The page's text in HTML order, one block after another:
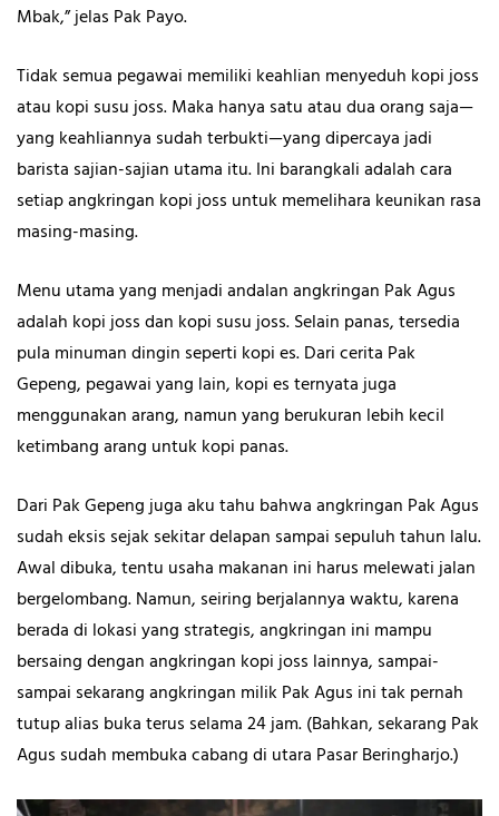
Mbak,” jelas Pak Payo.
Tidak semua pegawai memiliki keahlian menyeduh kopi joss
atau kopi susu joss. Maka hanya satu atau dua orang saja—
yang keahliannya sudah terbukti—yang dipercaya jadi
barista sajian-sajian utama itu. Ini barangkali adalah cara
setiap angkringan kopi joss untuk memelihara keunikan rasa
masing-masing.
Menu utama yang menjadi andalan angkringan Pak Agus
adalah kopi joss dan kopi susu joss. Selain panas, tersedia
pula minuman dingin seperti kopi es. Dari cerita Pak
Gepeng, pegawai yang lain, kopi es ternyata juga
menggunakan arang, namun yang berukuran lebih kecil
ketimbang arang untuk kopi panas.
Dari Pak Gepeng juga aku tahu bahwa angkringan Pak Agus
sudah eksis sejak sekitar delapan sampai sepuluh tahun lalu.
Awal dibuka, tentu usaha makanan ini harus melewati jalan
bergelombang. Namun, seiring berjalannya waktu, karena
berada di lokasi yang strategis, angkringan ini mampu
bersaing dengan angkringan kopi joss lainnya, sampai-
sampai sekarang angkringan milik Pak Agus ini tak pernah
tutup alias buka terus selama 24 jam. (Bahkan, sekarang Pak
Agus sudah membuka cabang di utara Pasar Beringharjo.)